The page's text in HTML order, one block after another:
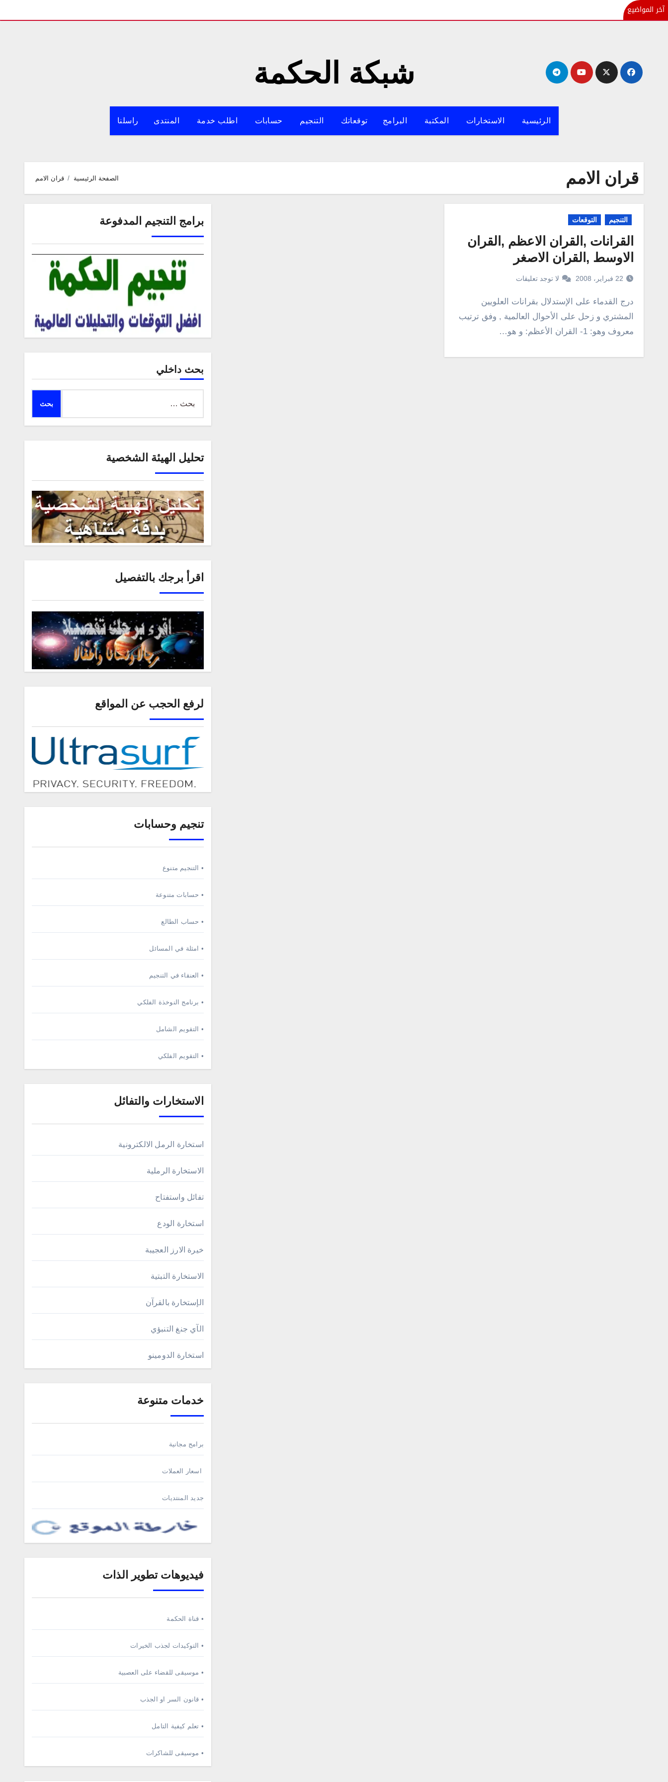
آخر المواضيع
شبكة الحكمة
الرئيسية الاستخارات المكتبة البرامج توقعاتك التنجيم حسابات اطلب خدمة المنتدى راسلنا
قران الامم الصفحة الرئيسية قران الامم
التنجيم التوقعات
القرانات ,القران الاعظم ,القران
الاوسط ,القران الاصغر
22 فبراير، 2008 لا توجد تعليقات
درج القدماء على الإستدلال بقرانات العلويين
المشتري و زحل على الأحوال العالمية , وفق ترتيب
معروف وهو: 1- القران الأعظم: و هو…
برامج التنجيم المدفوعة
بحث داخلي
عن:
تحليل الهيئة الشخصية
اقرأ برجك بالتفصيل
لرفع الحجب عن المواقع
تنجيم وحسابات
• التنجيم متنوع
• حسابات متنوعة
• حساب الطالع
• امثلة في المسائل
• العنقاء في التنجيم
• برنامج النوخذة الفلكي
• التقويم الشامل
• التقويم الفلكي
الاستخارات والتفائل
استخارة الرمل الالكترونية
الاستخارة الرملية
تفائل واستفتاح
استخارة الودع
خيرة الارز العجيبة
الاستخارة التبتية
الإستخارة بالقرآن
الآي جنغ التنبؤي
استخارة الدومينو
خدمات متنوعة
برامج مجانية
اسعار العملات
جديد المنتديات
فيديوهات تطوير الذات
• قناة الحكمة
• التوكيدات لجذب الخيرات
• موسيقى للقضاء على العصبية
• قانون السر او الجذب
• تعلم كيفية التامل
• موسيقى للشاكرات